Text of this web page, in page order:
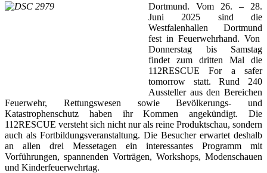
Dortmund. Vom 26. – 28.
Juni 2025 sind die
Westfalenhallen Dortmund
fest in Feuerwehrhand. Von
Donnerstag bis Samstag
findet zum dritten Mal die
112RESCUE For a safer
tomorrow statt. Rund 240
Aussteller aus den Bereichen
Feuerwehr, Rettungswesen sowie Bevölkerungs- und
Katastrophenschutz haben ihr Kommen angekündigt. Die
112RESCUE versteht sich nicht nur als reine Produktschau, sondern
auch als Fortbildungsveranstaltung. Die Besucher erwartet deshalb
an allen drei Messetagen ein interessantes Programm mit
Vorführungen, spannenden Vorträgen, Workshops, Modenschauen
und Kinderfeuerwehrtag.